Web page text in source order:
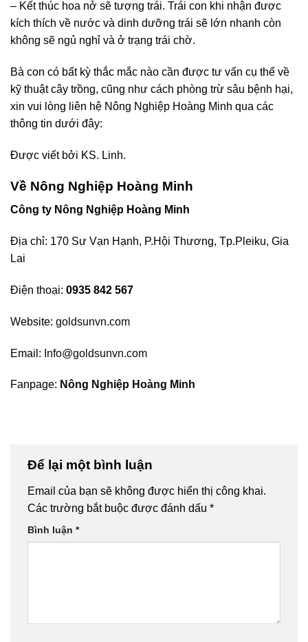
– Kết thúc hoa nở sẽ tượng trái. Trái con khi nhận được
kích thích về nước và dinh dưỡng trái sẽ lớn nhanh còn
không sẽ ngủ nghỉ và ở trạng trái chờ.
Bà con có bất kỳ thắc mắc nào cần được tư vấn cụ thể về
kỹ thuật cây trồng, cũng như cách phòng trừ sâu bệnh hại,
xin vui lòng liên hệ Nông Nghiệp Hoàng Minh qua các
thông tin dưới đây:
Được viết bởi KS. Linh.
Về Nông Nghiệp Hoàng Minh
Công ty Nông Nghiệp Hoàng Minh
Địa chỉ: 170 Sư Vạn Hạnh, P.Hội Thương, Tp.Pleiku, Gia
Lai
Điện thoại: 0935 842 567
Website: goldsunvn.com
Email: Info@goldsunvn.com
Fanpage: Nông Nghiệp Hoàng Minh
Để lại một bình luận
Email của bạn sẽ không được hiển thị công khai.
Các trường bắt buộc được đánh dấu *
Bình luận *